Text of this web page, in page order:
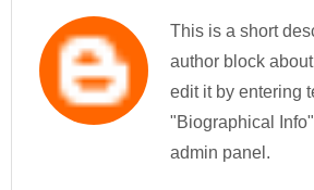
This is a short
author block
edit it by entering
"Biographical
admin panel.